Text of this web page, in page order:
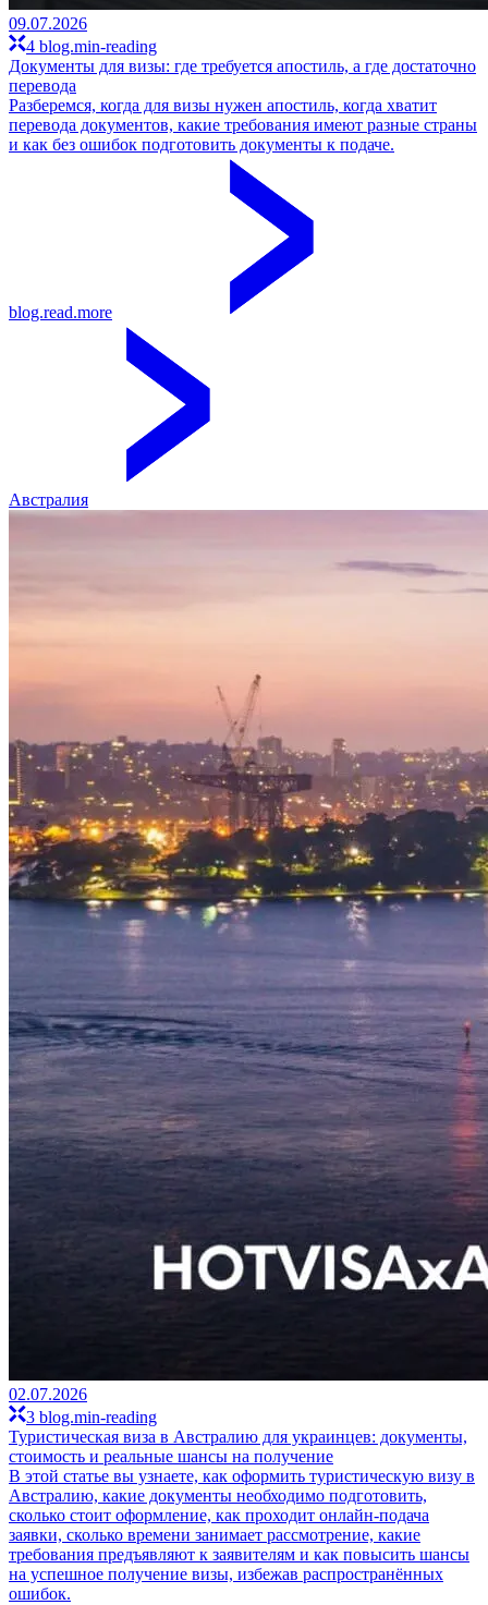
09.07.2026
4 blog.min-reading
Документы для визы: где требуется апостиль, а где достаточно
перевода
Разберемся, когда для визы нужен апостиль, когда хватит
перевода документов, какие требования имеют разные страны
и как без ошибок подготовить документы к подаче.
blog.read.more
Австралия
02.07.2026
3 blog.min-reading
Туристическая виза в Австралию для украинцев: документы,
стоимость и реальные шансы на получение
В этой статье вы узнаете, как оформить туристическую визу в
Австралию, какие документы необходимо подготовить,
сколько стоит оформление, как проходит онлайн-подача
заявки, сколько времени занимает рассмотрение, какие
требования предъявляют к заявителям и как повысить шансы
на успешное получение визы, избежав распространённых
ошибок.